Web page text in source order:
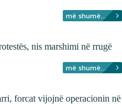
më shumë...
nis marshimi në rrugë
më shumë...
forcat vijojnë operacionin në